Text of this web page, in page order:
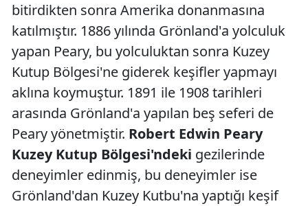
bitirdikten sonra Amerika donanmasına
katılmıştır. 1886 yılında Grönland'a yolculuk
yapan Peary, bu yolculuktan sonra Kuzey
Kutup Bölgesi'ne giderek keşifler yapmayı
aklına koymuştur. 1891 ile 1908 tarihleri
arasında Grönland'a yapılan beş seferi de
Peary yönetmiştir. Robert Edwin Peary
Kuzey Kutup Bölgesi'ndeki gezilerinde
deneyimler edinmiş, bu deneyimler ise
Grönland'dan Kuzey Kutbu'na yaptığı keşif